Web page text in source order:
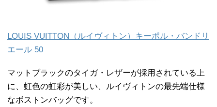
LOUIS VUITTON（ルイヴィトン）キーポル・バンドリ
エール 50
マットブラックのタイガ・レザーが採用されている上
に、虹色の虹彩が美しい、ルイヴィトンの最先端仕様
なボストンバッグです。